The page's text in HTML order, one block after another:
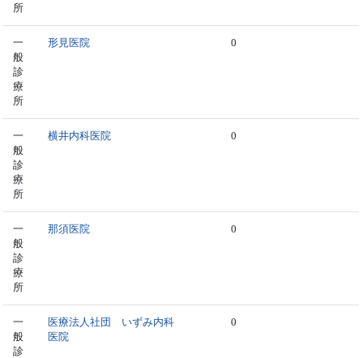
所
一
般
診
療
所
形見医院 0
一
般
診
療
所
横井内科医院 0
一
般
診
療
所
那須医院 0
一
般
診
医療法人社団 いずみ内科
医院
0